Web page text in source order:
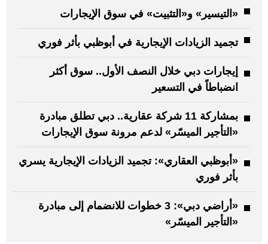
«التيسير» و«التثبيت» في سوق الإيجارات
تجميد الزيادات الإيجارية في أبوظبي بأثر فوري
إيجارات دبي خلال النصف الأول.. سوق أكثر
انضباطاً في التسعير
بمشاركة 11 شركة عقارية.. دبي تطلق مبادرة
«التأجير الميسّر» لدعم مرونة سوق الإيجارات
«أبوظبي العقاري»: تجميد الزيادات الإيجارية يسري
بأثر فوري
«أراضي دبي»: 3 خطوات للانضمام إلى مبادرة
«التأجير الميسّر»